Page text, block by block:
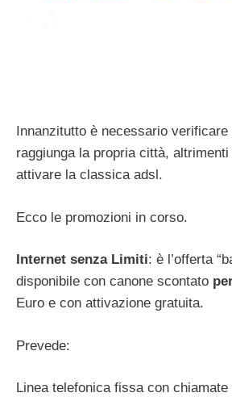
Innanzitutto è necessario
raggiunga la propria città,
attivare la classica adsl.
Ecco le promozioni in corso.
Internet senza Limiti: è l’offerta
disponibile con canone scontato
Euro e con attivazione gratuita.
Prevede:
Linea telefonica fissa con